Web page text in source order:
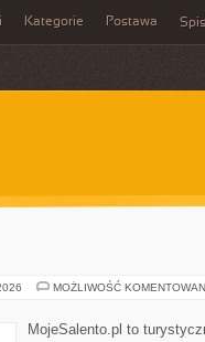
Kategorie Postawa
MOŻLIWOŚĆ
MojeSalento.pl to